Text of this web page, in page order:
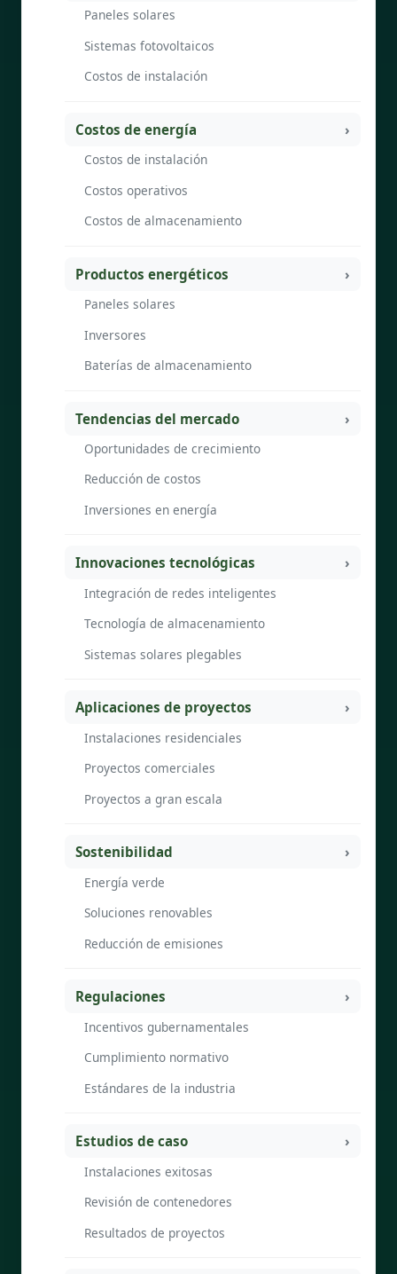
Paneles solares
Sistemas fotovoltaicos
Costos de instalación
Costos de energía
Costos de instalación
Costos operativos
Costos de almacenamiento
Productos energéticos
Paneles solares
Inversores
Baterías de almacenamiento
Tendencias del mercado
Oportunidades de crecimiento
Reducción de costos
Inversiones en energía
Innovaciones tecnológicas
Integración de redes inteligentes
Tecnología de almacenamiento
Sistemas solares plegables
Aplicaciones de proyectos
Instalaciones residenciales
Proyectos comerciales
Proyectos a gran escala
Sostenibilidad
Energía verde
Soluciones renovables
Reducción de emisiones
Regulaciones
Incentivos gubernamentales
Cumplimiento normativo
Estándares de la industria
Estudios de caso
Instalaciones exitosas
Revisión de contenedores
Resultados de proyectos